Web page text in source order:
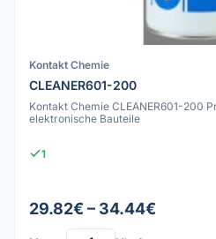
Kontakt Chemie
CLEANER601-200
Kontakt Chemie CLEANER601-200
elektronische Bauteile
1
29.82€ – 34.44€